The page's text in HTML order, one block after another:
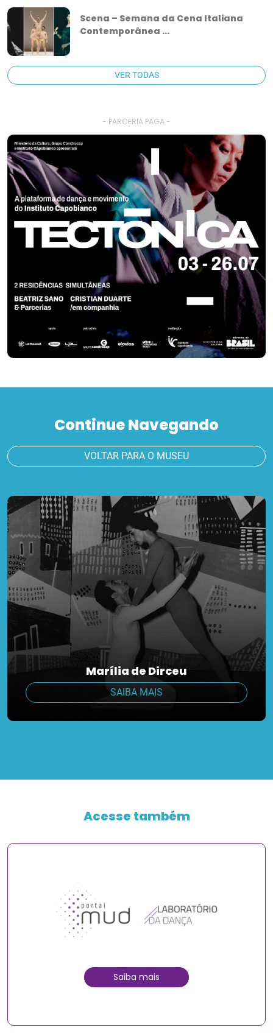
Scena – Semana da Cena Italiana
Contemporânea ...
VER TODAS
- PARCERIA PAGA -
Continue Navegando
VOLTAR PARA O MUSEU
Marília de Dirceu
SAIBA MAIS
Acesse também
Saiba mais